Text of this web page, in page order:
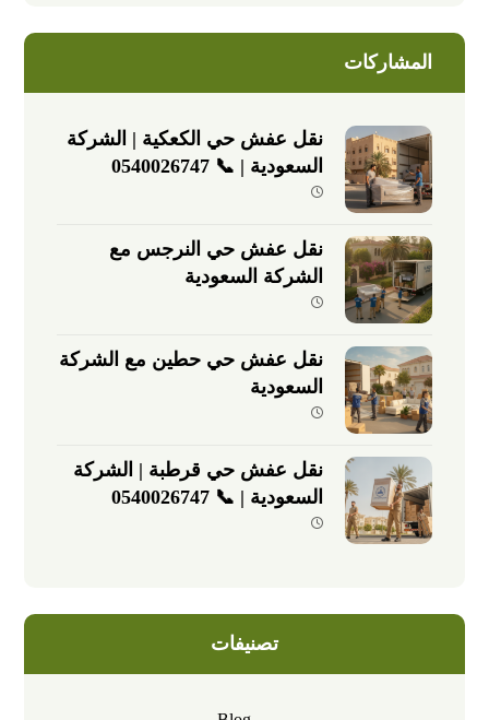
المشاركات
نقل عفش حي الكعكية | الشركة
السعودية | 📞 0540026747
نقل عفش حي النرجس مع
الشركة السعودية
نقل عفش حي حطين مع الشركة
السعودية
نقل عفش حي قرطبة | الشركة
السعودية | 📞 0540026747
تصنيفات